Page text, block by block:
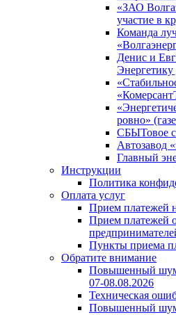
«ЗАО
участие в
Команда
Денис и
Энергетику
ровно»
СБЫТовое
Автозавод
Главный
Инструкции
Политика
Оплата услуг
Прием платежей
Прием платежей
Пункты приема
Обратите внимание
Повышенный шум
07-08.08.2026
Техническая
Повышенный шум